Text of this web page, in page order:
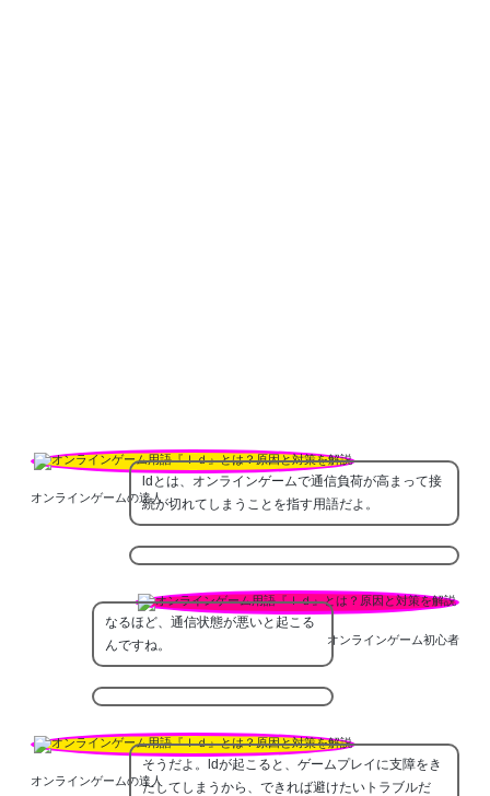
オンラインゲームの達人
ldとは、オンラインゲームで通信負荷が高まって接
続が切れてしまうことを指す用語だよ。
オンラインゲーム初心者
なるほど、通信状態が悪いと起こる
んですね。
オンラインゲームの達人
そうだよ。ldが起こると、ゲームプレイに支障をき
たしてしまうから、できれば避けたいトラブルだ